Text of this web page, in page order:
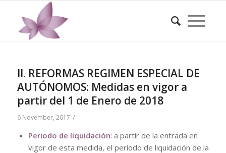
II. REFORMAS REGIMEN ESPECIAL DE
AUTÓNOMOS: Medidas en vigor a
partir del 1 de Enero de 2018
6 November, 2017 /
Periodo de liquidación: a partir de la entrada en
vigor de esta medida, el período de liquidación de la